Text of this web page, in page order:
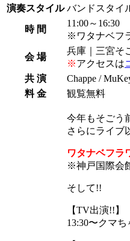
演奏スタイル バンドスタイ
時 間
11:00～16:30
※ワタナベフ
会 場
兵庫｜三宮そ
※アクセスは
共 演
Chappe /
料 金
観覧無料
今年もそごう
さらにライブ
ワタナベフラ
※神戸国際会
そして!!
【TV出演!!】
‪13:30〜クマ